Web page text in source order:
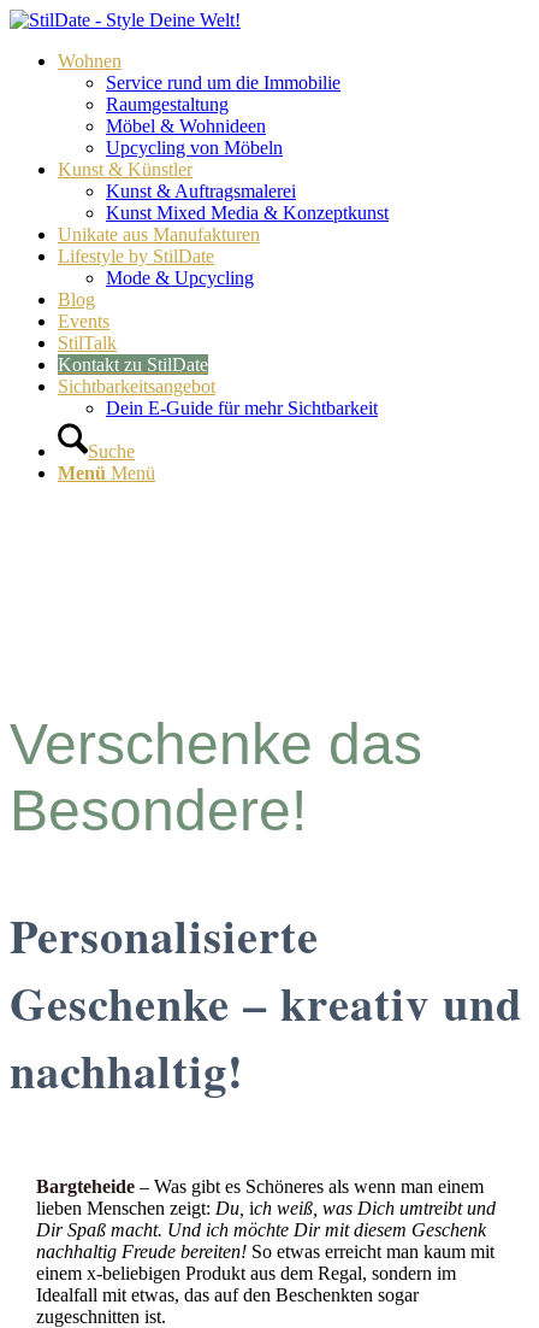
Wohnen
Service rund um die Immobilie
Raumgestaltung
Möbel & Wohnideen
Upcycling von Möbeln
Kunst & Künstler
Kunst & Auftragsmalerei
Kunst Mixed Media & Konzeptkunst
Unikate aus Manufakturen
Lifestyle by StilDate
Mode & Upcycling
Blog
Events
StilTalk
Kontakt zu StilDate
Sichtbarkeitsangebot
Dein E-Guide für mehr Sichtbarkeit
Suche
Menü Menü
Verschenke das
Besondere!
Personalisierte
Geschenke – kreativ und
nachhaltig!
Bargteheide– Was gibt es Schöneres als wenn man einem
lieben Menschen zeigt: Du, ich weiß, was Dich umtreibt und
Dir Spaß macht. Und ich möchte Dir mit diesem Geschenk
nachhaltig Freude bereiten! So etwas erreicht man kaum mit
einem x-beliebigen Produkt aus dem Regal, sondern im
Idealfall mit etwas, das auf den Beschenkten sogar
zugeschnitten ist.